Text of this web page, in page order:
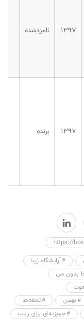
۱۳۹۷ نامزدشده
۱۳۹۷ برنده
https://
آرایشگاه زیبا
بدون من
بهمن
تحفه‌ها
جهیزیه‌ای برای رباب